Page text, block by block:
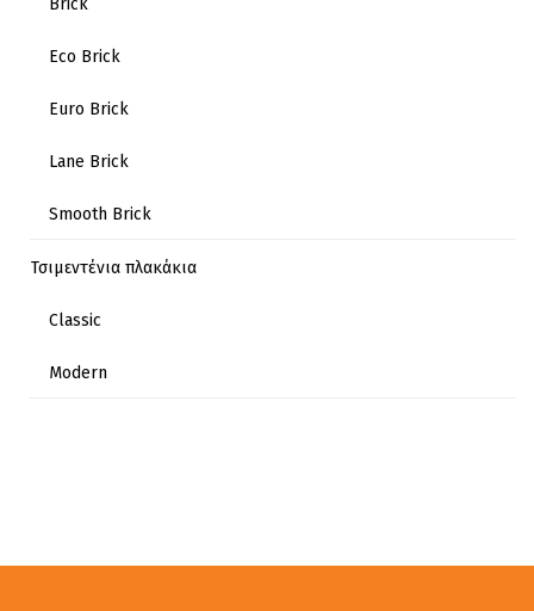
Brick
Eco Brick
Euro Brick
Lane Brick
Smooth Brick
Τσιμεντένια πλακάκια
Classic
Modern